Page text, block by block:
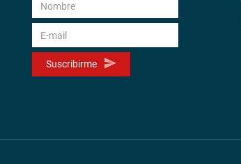
Suscribirme